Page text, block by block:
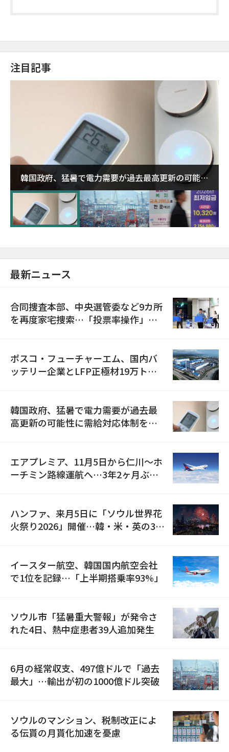
注目記事
韓国政府、猛暑で電力需要が過去最高更新の可能性
に需給対応体制を点検
最新ニュース
合同捜査本部、中央選管委など9カ所
を再度家宅捜索…「投票率操作」の
ポスコ・フューチャーエム、国内バ
ッテリー企業とLFP正極材19万トン
韓国政府、猛暑で電力需要が過去最
高更新の可能性に需給対応体制を点
エアプレミア、11月5日から仁川〜ホ
ーチミン路線運航へ…3年2ヶ月ぶり
ハンファ、来月5日に「ソウル世界花
火祭り2026」開催…韓・米・英の3カ
イースター航空、韓国国内航空会社
で1位を記録…「上半期搭乗率93%」
ソウル市「猛暑重大警報」が発令さ
れた4日、熱中症患者39人追加発生
6月の経常収支、497億ドルで「過去
最大」…輸出が初の1000億ドル突破
ソウルのマンション、税制改正によ
る伝貰の月貰化加速を憂慮